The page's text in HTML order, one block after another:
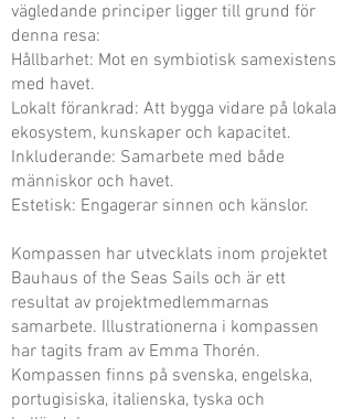
vägledande principer ligger till grund för
denna resa:
Hållbarhet: Mot en symbiotisk samexistens
med havet.
Lokalt förankrad: Att bygga vidare på lokala
ekosystem, kunskaper och kapacitet.
Inkluderande: Samarbete med både
människor och havet.
Estetisk: Engagerar sinnen och känslor.
Kompassen har utvecklats inom projektet
Bauhaus of the Seas Sails och är ett
resultat av projektmedlemmarnas
samarbete. Illustrationerna i kompassen
har tagits fram av Emma Thorén.
Kompassen finns på svenska, engelska,
portugisiska, italienska, tyska och